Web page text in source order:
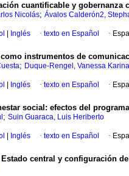
cuantificable y
Nicolás; Ávalos Calderón2,
Inglés · texto en Español ·
instrumentos de
; Duque-Rengel, Vanessa Karina
Inglés · texto en Español ·
social: efectos del
; Suin Guaraca, Luis Heriberto
Inglés · texto en Español ·
central y configuración